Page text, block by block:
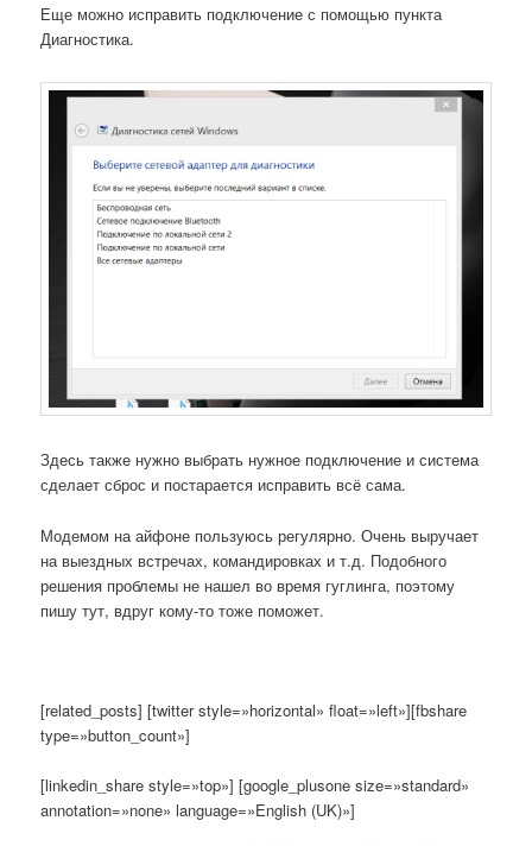
Еще можно исправить подключение с помощью пункта
Диагностика.
Здесь также нужно выбрать нужное подключение и система
сделает сброс и постарается исправить всё сама.
Модемом на айфоне пользуюсь регулярно. Очень выручает
на выездных встречах, командировках и т.д. Подобного
решения проблемы не нашел во время гуглинга, поэтому
пишу тут, вдруг кому-то тоже поможет.
[related_posts] [twitter style=»horizontal» float=»left»][fbshare
type=»button_count»]
[linkedin_share style=»top»] [google_plusone size=»standard»
annotation=»none» language=»English (UK)»]